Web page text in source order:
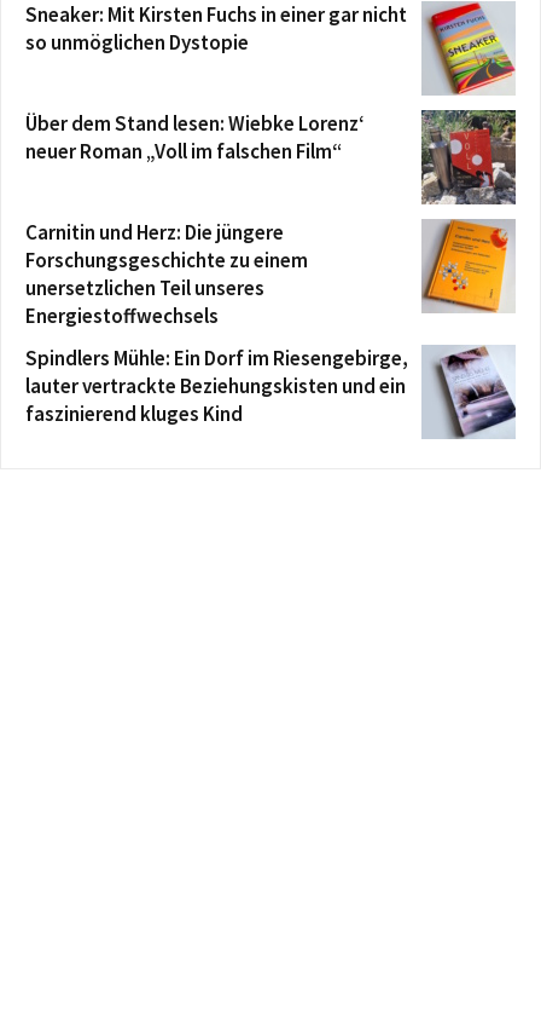
Sneaker: Mit Kirsten Fuchs in einer gar nicht
so unmöglichen Dystopie
Über dem Stand lesen: Wiebke Lorenz‘
neuer Roman „Voll im falschen Film“
Carnitin und Herz: Die jüngere
Forschungsgeschichte zu einem
unersetzlichen Teil unseres
Energiestoffwechsels
Spindlers Mühle: Ein Dorf im Riesengebirge,
lauter vertrackte Beziehungskisten und ein
faszinierend kluges Kind